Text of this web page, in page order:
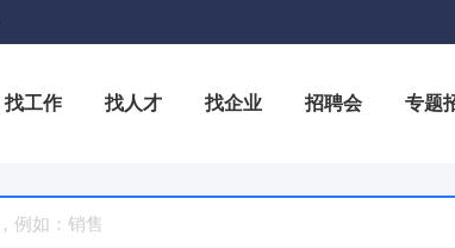
找工作 找人才 找企业 招聘会 专题